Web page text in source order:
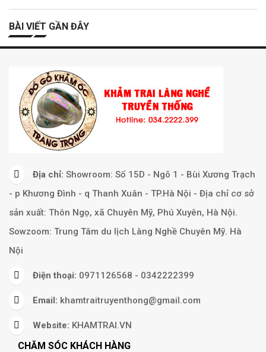
BÀI VIẾT GẦN ĐÂY
Địa chỉ: Showroom: Số 15D - Ngõ 1 - Bùi Xương Trạch
- p Khương Đình - q Thanh Xuân - TP.Hà Nội - Địa chỉ cơ sở
sản xuất: Thôn Ngọ, xã Chuyên Mỹ, Phú Xuyên, Hà Nội.
Sowzoom: Trung Tâm du lịch Làng Nghề Chuyên Mỹ. Hà
Nội
Điện thoại: 0971126568 - 0342222399
Email: khamtraitruyenthong@gmail.com
Website: KHAMTRAI.VN
CHĂM SÓC KHÁCH HÀNG